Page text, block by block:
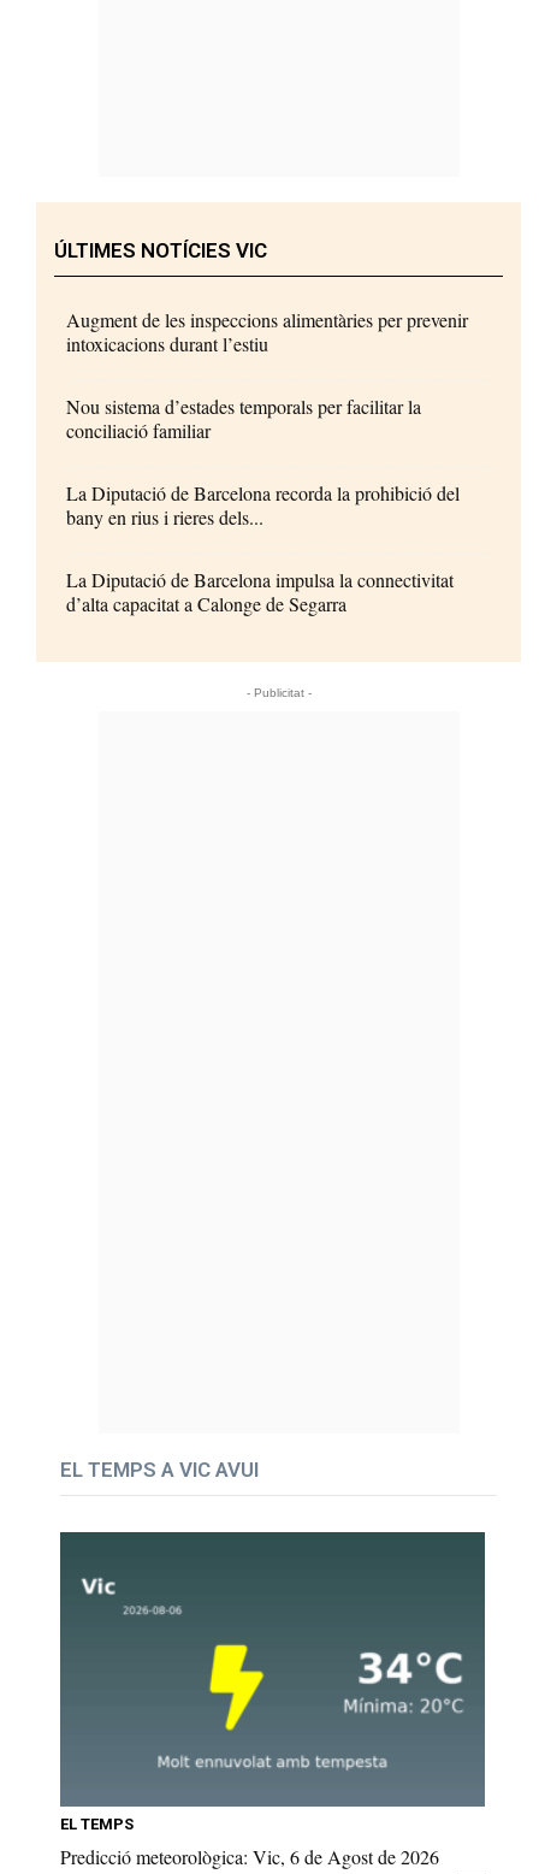
ÚLTIMES NOTÍCIES VIC
Augment de les inspeccions alimentàries per prevenir
intoxicacions durant l’estiu
Nou sistema d’estades temporals per facilitar la
conciliació familiar
La Diputació de Barcelona recorda la prohibició del
bany en rius i rieres dels...
La Diputació de Barcelona impulsa la connectivitat
d’alta capacitat a Calonge de Segarra
- Publicitat -
EL TEMPS A VIC AVUI
EL TEMPS
Predicció meteorològica: Vic, 6 de Agost de 2026